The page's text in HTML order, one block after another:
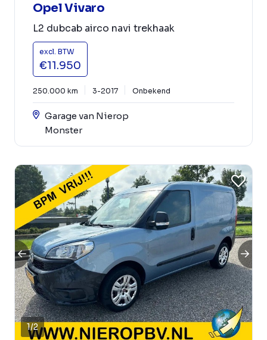
Opel Vivaro
L2 dubcab airco navi trekhaak
excl. BTW
€11.950
250.000 km 3-2017 Onbekend
Garage van Nierop
Monster
1/2